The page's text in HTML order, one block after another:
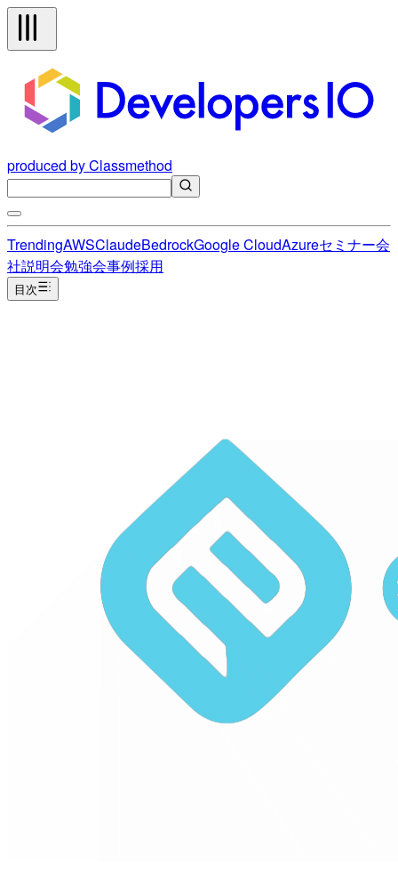
produced by Classmethod
TrendingAWSClaudeBedrockGoogle CloudAzureセミナー会
社説明会勉強会事例採用
目次